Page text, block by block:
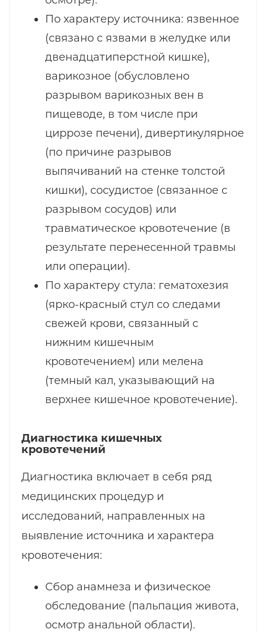
По характеру источника: язвенное
(связано с язвами в желудке или
двенадцатиперстной кишке),
варикозное (обусловлено
разрывом варикозных вен в
пищеводе, в том числе при
циррозе печени), дивертикулярное
(по причине разрывов
выпячиваний на стенке толстой
кишки), сосудистое (связанное с
разрывом сосудов) или
травматическое кровотечение (в
результате перенесенной травмы
или операции).
По характеру стула: гематохезия
(ярко-красный стул со следами
свежей крови, связанный с
нижним кишечным
кровотечением) или мелена
(темный кал, указывающий на
верхнее кишечное кровотечение).
Диагностика кишечных
кровотечений
Диагностика включает в себя ряд
медицинских процедур и
исследований, направленных на
выявление источника и характера
кровотечения:
Сбор анамнеза и физическое
обследование (пальпация живота,
осмотр анальной области).